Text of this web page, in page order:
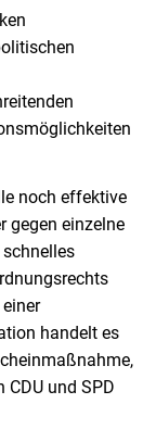
noch effektive
gegen einzelne
handelt es
CDU und SPD